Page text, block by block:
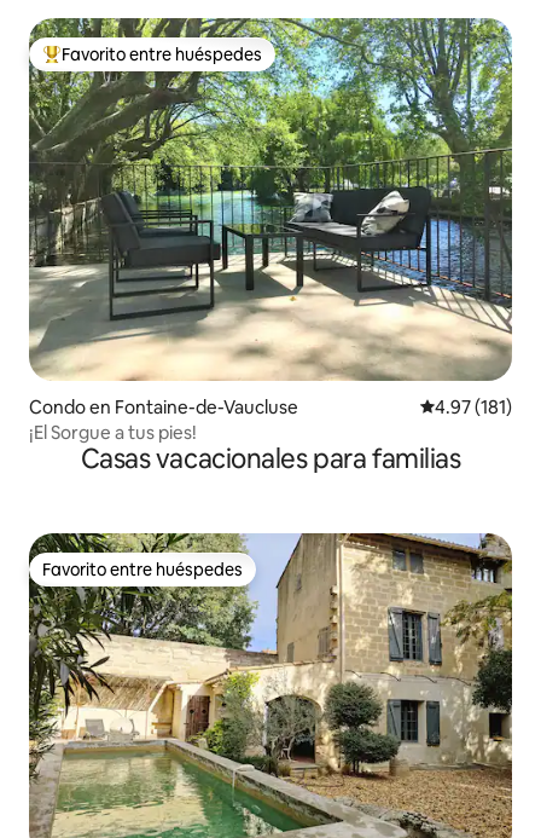
Favorito entre huéspedes preferido
Favorito entre huéspedes
Condo en Fontaine-de-Vaucluse Calificación
4.97 (181)
¡El Sorgue a tus pies!
Casas vacacionales para familias
Favorito entre huéspedes
Favorito entre huéspedes